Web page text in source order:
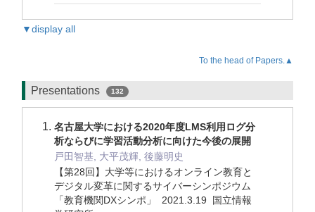
▼display all
To the head of Papers.▲
Presentations 132
名古屋大学における2020年度LMS利用ログ分
析ならびに学習活動分析に向けた今後の展開
戸田智基, 大平茂輝, 後藤明史
【第28回】大学等におけるオンライン教育と
デジタル変革に関するサイバーシンポジウム
「教育機関DXシンポ」 2021.3.19 国立情報